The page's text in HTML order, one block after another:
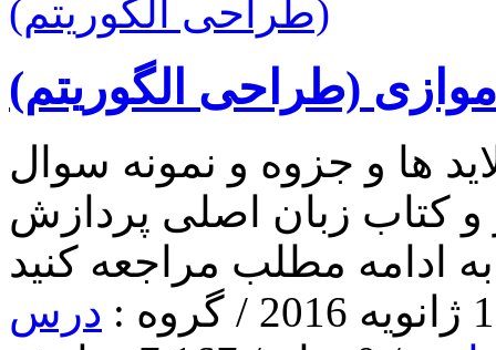
(طراحی الگوریتم)
ها و جزوه و نمونه سوال
و کتاب زبان اصلی پردازش
ادامه مطلب مراجعه کنید
درس